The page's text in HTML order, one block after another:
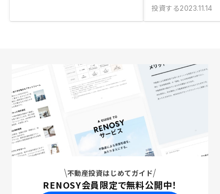
投資する2023.11.14
不動産投資はじめてガイド
RENOSY会員限定で無料公開中！